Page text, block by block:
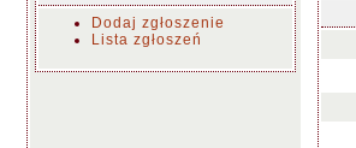
Dodaj zgłoszenie
Lista zgłoszeń